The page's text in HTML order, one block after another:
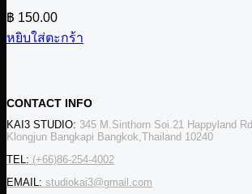
฿ 150.00
หยิบใส่ตะกร้า
CONTACT INFO
KAI3 STUDIO: 345 M.Sinthorn Soi.21 Happyland Rd.
Klongjun Bangkapi Bangkok,Thailand 10240
TEL: (+66)86-254-4002
EMAIL: studiokai3@gmail.com